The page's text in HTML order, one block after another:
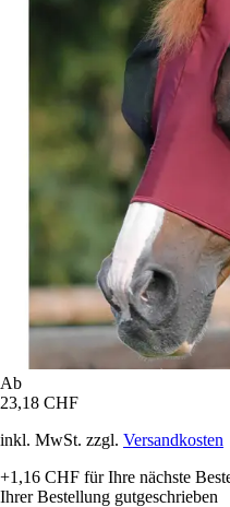
Ab
23,18 CHF
inkl. MwSt. zzgl. Versandkosten
+1,16 CHF für Ihre nächste
Ihrer Bestellung gutgeschrieben